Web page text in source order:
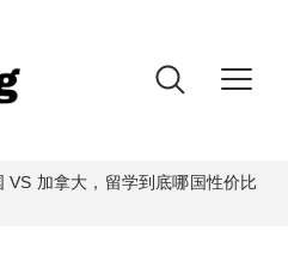
VS 加拿大，留学到底哪国性价比